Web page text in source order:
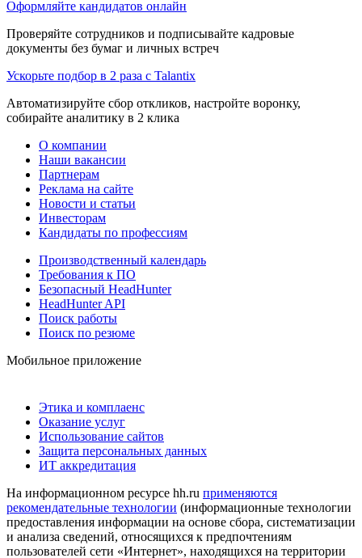
Оформляйте кандидатов онлайн
Проверяйте сотрудников и подписывайте кадровые
документы без бумаг и личных встреч
Ускорьте подбор в 2 раза с Talantix
Автоматизируйте сбор откликов, настройте воронку,
собирайте аналитику в 2 клика
О компании
Наши вакансии
Партнерам
Реклама на сайте
Новости и статьи
Инвесторам
Кандидаты по профессиям
Производственный календарь
Требования к ПО
Безопасный HeadHunter
HeadHunter API
Поиск работы
Поиск по резюме
Мобильное приложение
Этика и комплаенс
Оказание услуг
Использование сайтов
Защита персональных данных
ИТ аккредитация
На информационном ресурсе hh.ru применяются
рекомендательные технологии (информационные технологии
предоставления информации на основе сбора, систематизации
и анализа сведений, относящихся к предпочтениям
пользователей сети «Интернет», находящихся на территории